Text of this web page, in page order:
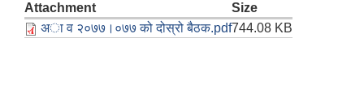
Attachment
Size
अा व २०७७।०७७ को दोस्रो बैठक.pdf744.08 KB